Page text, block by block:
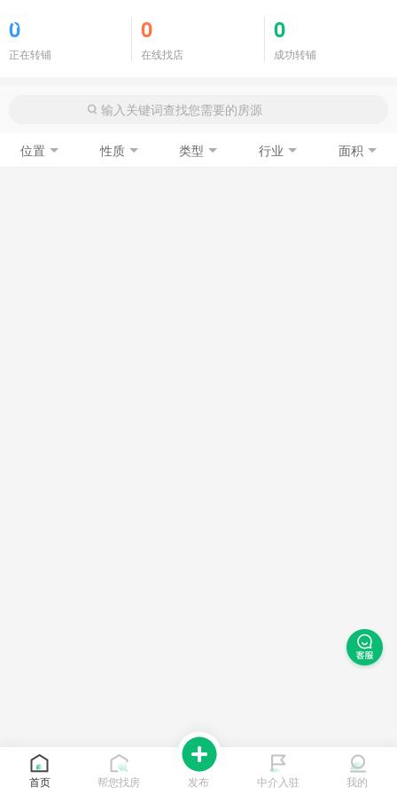
0
正在转铺
0
在线找店
0
成功转铺
位置 性质 类型 行业 面积
首页 帮您找房 发布 中介入驻 我的